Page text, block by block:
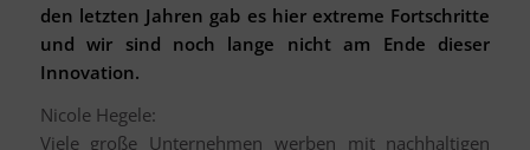
den letzten Jahren gab es hier extreme Fortschritte
und wir sind noch lange nicht am Ende dieser
Innovation.
Nicole Hegele:
Viele große Unternehmen werben mit nachhaltigen